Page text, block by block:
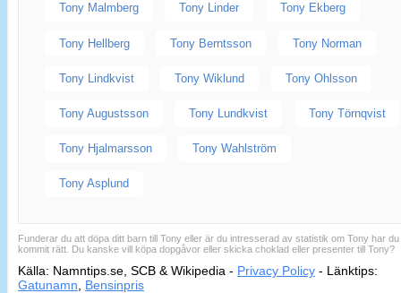
Tony Malmberg Tony Linder Tony Ekberg
Tony Hellberg Tony Berntsson Tony Norman
Tony Lindkvist Tony Wiklund Tony Ohlsson
Tony Augustsson Tony Lundkvist Tony Törnqvist
Tony Hjalmarsson Tony Wahlström
Tony Asplund
Funderar du att döpa ditt barn till Tony eller är du intresserad av statistik om Tony har du
kommit rätt. Du kanske vill köpa dopgåvor eller skicka choklad eller presenter till Tony?
Källa: Namntips.se, SCB & Wikipedia - Privacy Policy - Länktips:
Gatunamn
Bensinpris